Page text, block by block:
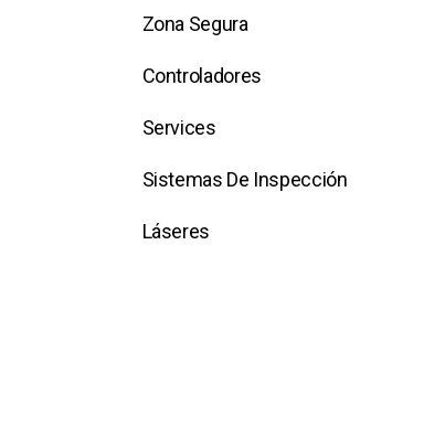
Zona Segura
Controladores
Services
Sistemas De Inspección
Láseres